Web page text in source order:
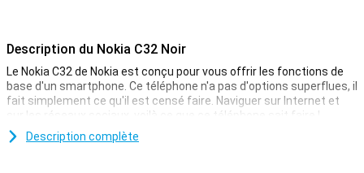
Description du Nokia C32 Noir
Le Nokia C32 de Nokia est conçu pour vous offrir les fonctions de
base d'un smartphone. Ce téléphone n'a pas d'options superflues, il
fait simplement ce qu'il est censé faire. Naviguer sur Internet et
sur les réseaux sociaux, voilà ce que ce téléphone sait faire !
Le téléphone dispose d'une mémoire de travail de 4 Go et d'une
Description complète